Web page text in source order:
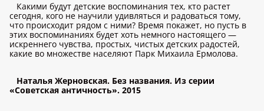
Какими будут детские воспоминания тех, кто растет
сегодня, кого не научили удивляться и радоваться тому,
что происходит рядом с ними? Время покажет, но пусть в
этих воспоминаниях будет хоть немного настоящего —
искреннего чувства, простых, чистых детских радостей,
какие во множестве населяют Парк Михаила Ермолова.
Наталья Жерновская. Без названия. Из серии
«Советская античность». 2015